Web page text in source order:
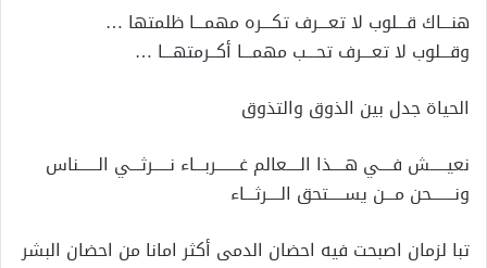
هنـــاك قـــلوب لا تعـــرف تكـــره مهمـــا ظلمتها …
وقـــلوب لا تعـــرف تحـــب مهمـــا أكــرمتهـــا …
الحياة جدل بين الذوق والتذوق
نعيـــــش فــــي هــــذا الــــعالم غـــــــربـــاء نـــــرثـــي الــــــناس
ونـــــــحن مـــن يســـــتحق الــــرثـــاء
تبا لزمان اصبحت فيه احضان الدمى أكثر امانا من احضان البشر